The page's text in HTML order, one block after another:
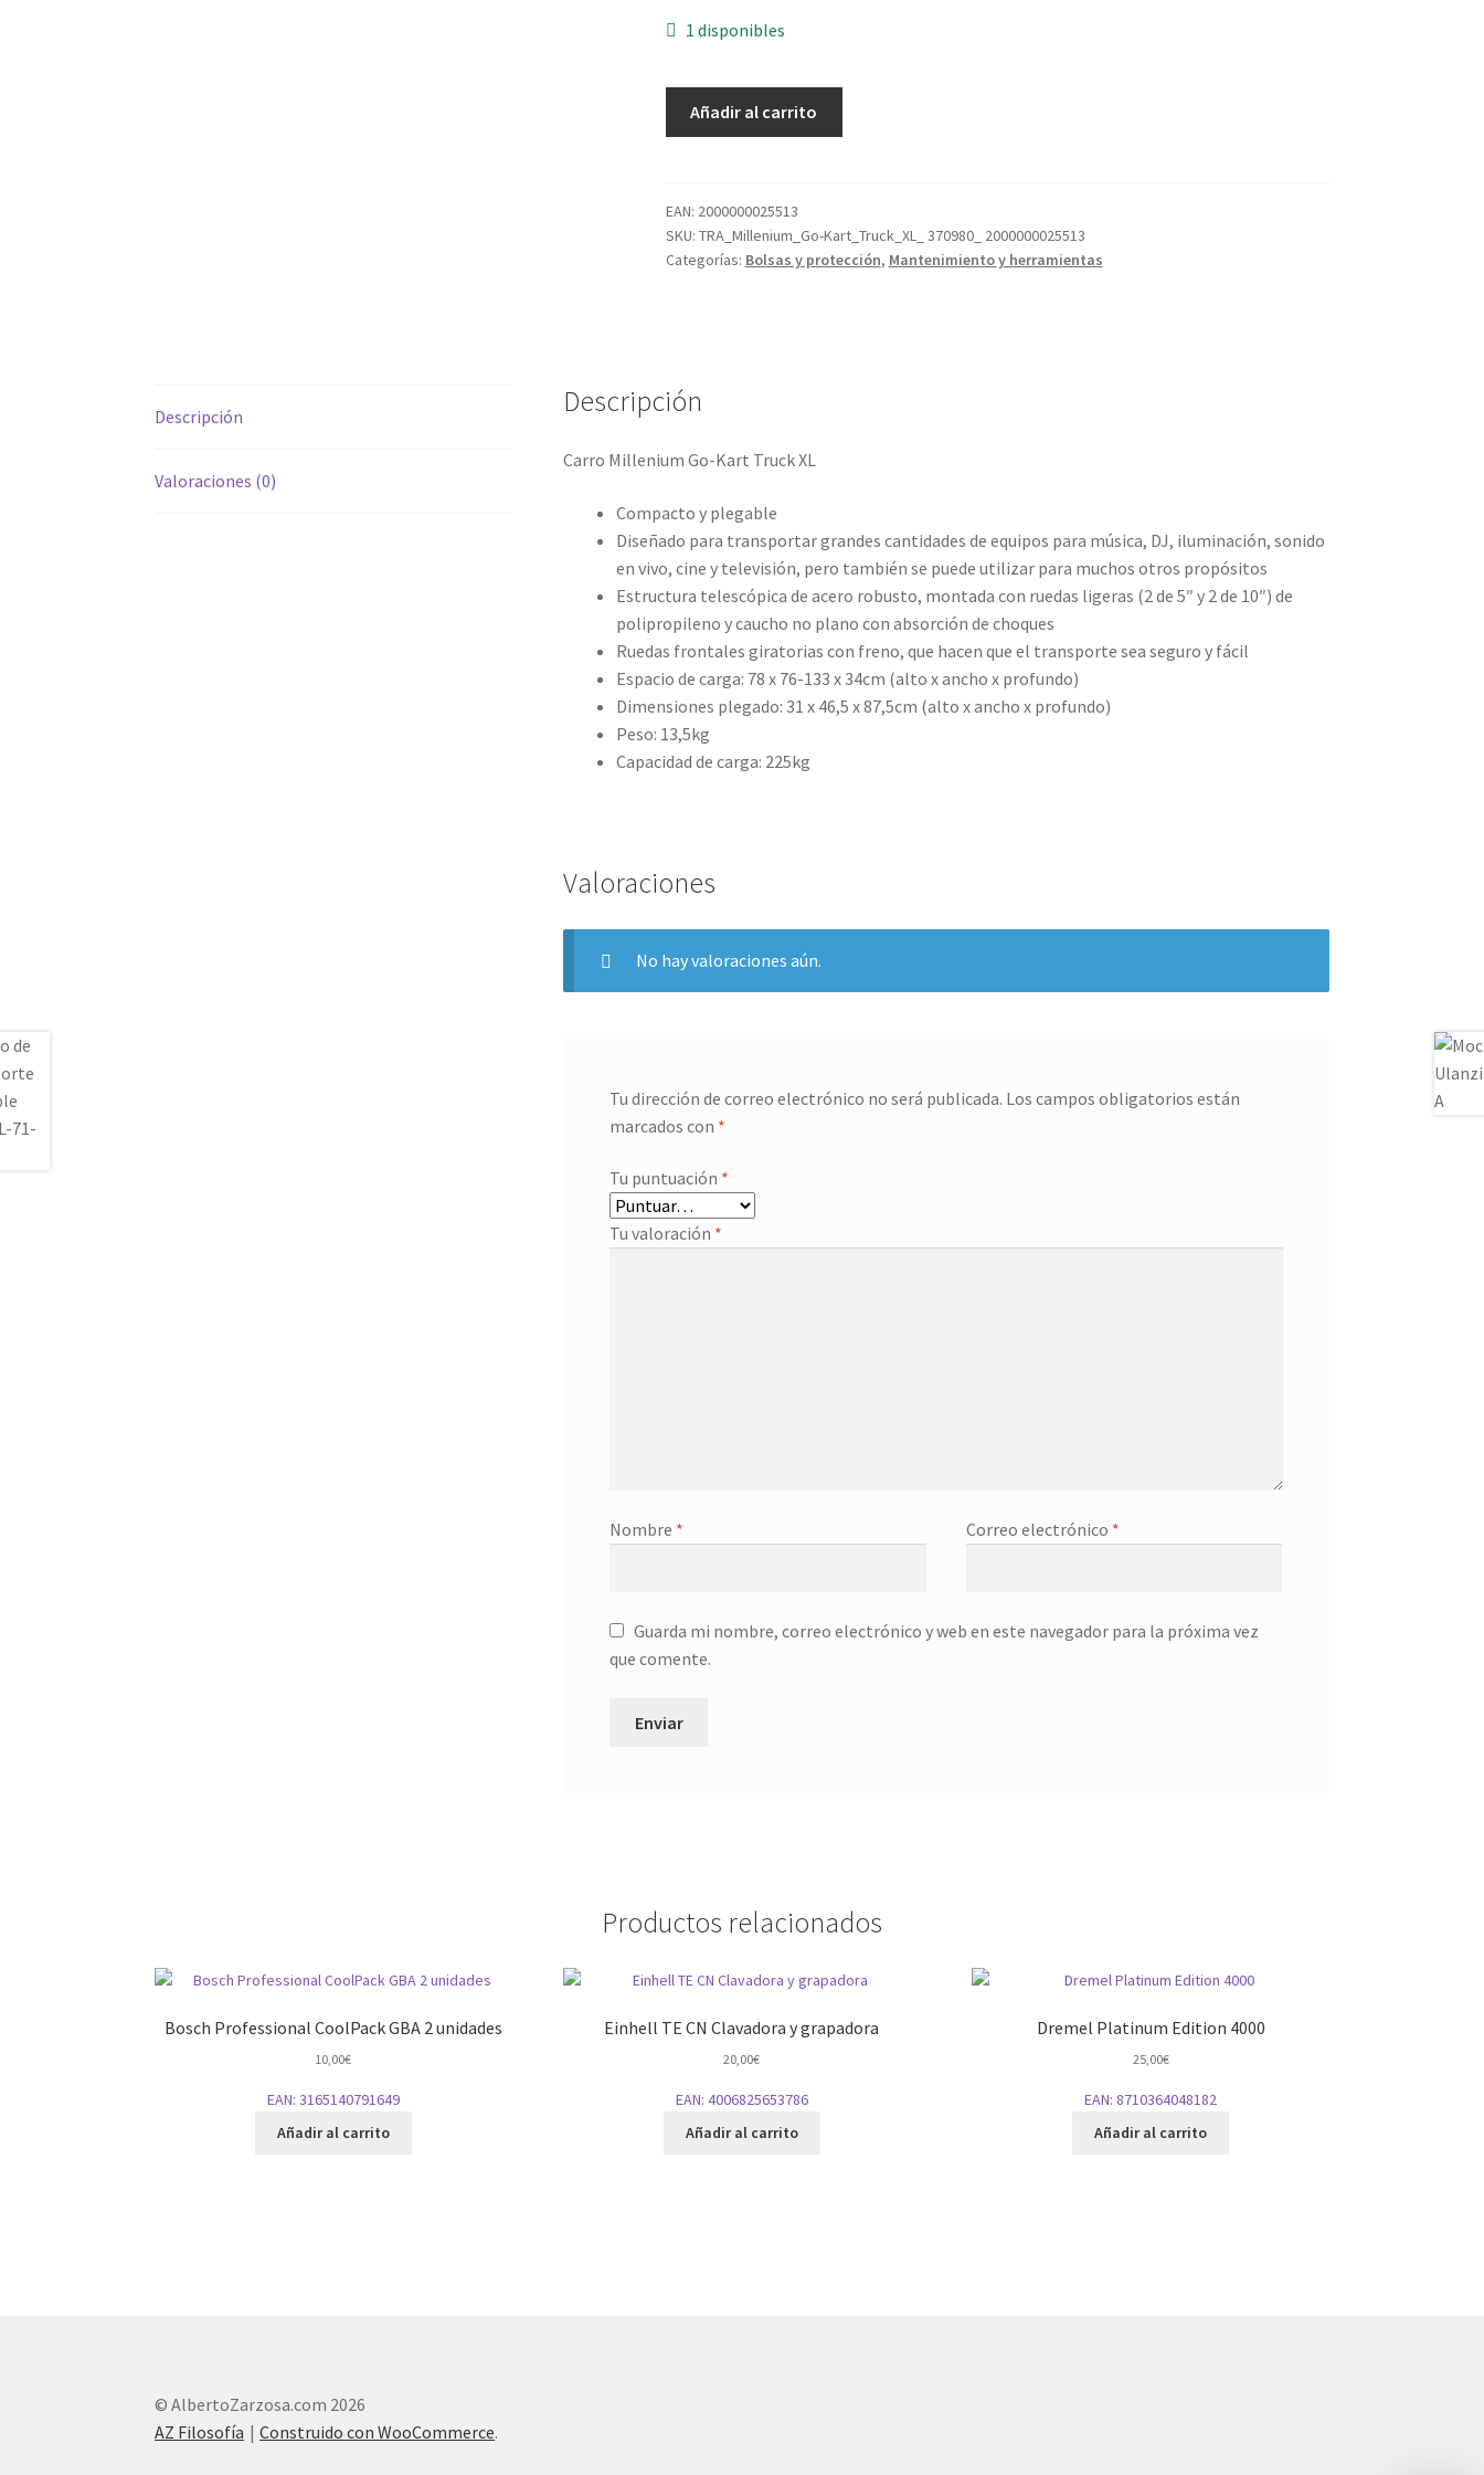
1 disponibles
Truck
XL
cantidad
Añadir al carrito
EAN: 2000000025513
SKU: TRA_Millenium_Go-Kart_Truck_XL_ 370980_ 2000000025513
Categorías: Bolsas y protección, Mantenimiento y herramientas
Descripción
Valoraciones (0)
Descripción
Carro Millenium Go-Kart Truck XL
Compacto y plegable
Diseñado para transportar grandes cantidades de equipos para música, DJ, iluminación, sonido
en vivo, cine y televisión, pero también se puede utilizar para muchos otros propósitos
Estructura telescópica de acero robusto, montada con ruedas ligeras (2 de 5″ y 2 de 10″) de
polipropileno y caucho no plano con absorción de choques
Ruedas frontales giratorias con freno, que hacen que el transporte sea seguro y fácil
Espacio de carga: 78 x 76-133 x 34cm (alto x ancho x profundo)
Dimensiones plegado: 31 x 46,5 x 87,5cm (alto x ancho x profundo)
Peso: 13,5kg
Capacidad de carga: 225kg
Valoraciones
No hay valoraciones aún.
Tu dirección de correo electrónico no será publicada. Los campos obligatorios están
marcados con *
Tu puntuación *
Tu valoración *
Nombre * Correo electrónico *
Guarda mi nombre, correo electrónico y web en este navegador para la próxima vez
que comente.
Productos relacionados
Bosch Professional CoolPack GBA 2 unidades
10,00€
EAN: 3165140791649
Añadir al carrito
Einhell TE CN Clavadora y grapadora
20,00€
EAN: 4006825653786
Añadir al carrito
Dremel Platinum Edition 4000
25,00€
EAN:8710364048182
Añadir al carrito
© AlbertoZarzosa.com 2026
AZ Filosofía
Construido con WooCommerce.